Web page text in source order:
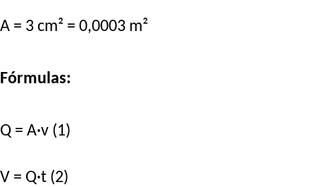
A = 3 cm² = 0,0003 m²
Fórmulas:
Q = A·v (1)
V = Q·t (2)